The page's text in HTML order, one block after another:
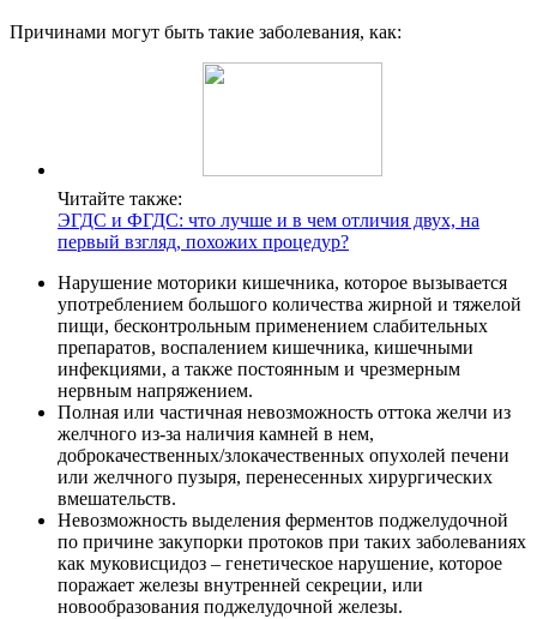
Причинами могут быть такие заболевания, как:
Читайте также:
ЭГДС и ФГДС: что лучше и в чем отличия двух, на
первый взгляд, похожих процедур?
Нарушение моторики кишечника, которое вызывается
употреблением большого количества жирной и тяжелой
пищи, бесконтрольным применением слабительных
препаратов, воспалением кишечника, кишечными
инфекциями, а также постоянным и чрезмерным
нервным напряжением.
Полная или частичная невозможность оттока желчи из
желчного из-за наличия камней в нем,
доброкачественных/злокачественных опухолей печени
или желчного пузыря, перенесенных хирургических
вмешательств.
Невозможность выделения ферментов поджелудочной
по причине закупорки протоков при таких заболеваниях
как муковисцидоз – генетическое нарушение, которое
поражает железы внутренней секреции, или
новообразования поджелудочной железы.